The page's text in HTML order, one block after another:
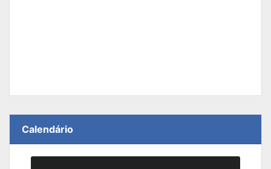
Calendário